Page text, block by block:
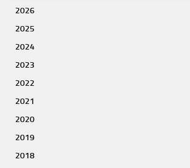
2026
2025
2024
2023
2022
2021
2020
2019
2018